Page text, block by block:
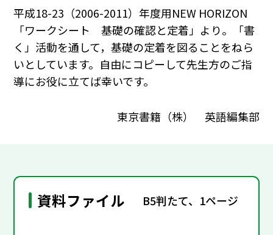
平成18-23（2006-2011）年度用NEW HORIZON
「ワークシート 基礎の確認と定着」より。「書
く」活動を通して，基礎の定着を図ることをねら
いとしています。自由にコピーして先生方のご指
導にお役に立てば幸いです。
東京書籍（株） 英語編集部
資料ファイル B5判たて、1ページ